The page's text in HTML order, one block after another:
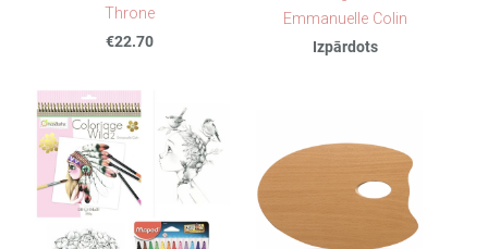
Throne
€22.70
Emmanuelle Colin
Izpārdots